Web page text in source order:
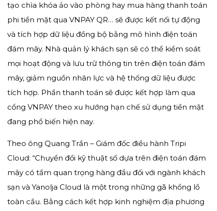
tạo chìa khóa ảo vào phòng hay mua hàng thanh toán
phi tiền mặt qua VNPAY QR… sẽ được kết nối tự động
và tích hợp dữ liệu đồng bộ bằng mô hình điện toán
đám mây. Nhà quản lý khách sạn sẽ có thể kiểm soát
mọi hoạt động và lưu trữ thông tin trên điện toán đám
mây, giảm nguồn nhân lực và hệ thống dữ liệu được
tích hợp. Phần thanh toán sẽ được kết hợp làm qua
cổng VNPAY theo xu hướng hạn chế sử dụng tiền mặt
đang phổ biến hiện nay.
Theo ông Quang Trần – Giám đốc điều hành Tripi
Cloud: “Chuyển đổi kỹ thuật số dựa trên điện toán đám
mây có tầm quan trọng hàng đầu đối với ngành khách
sạn và Yanolja Cloud là một trong những gã khổng lồ
toàn cầu. Bằng cách kết hợp kinh nghiệm địa phương